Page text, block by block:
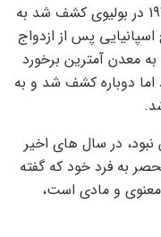
تاریخچه این سنگ قیمتی که در دهه 1970 در بولیوی کشف شد به
اسپانیایی پس از ازدواج
معدن آمترین برخورد
دوباره کشف شد و به
نبود، در سال های اخیر
به فرد خود که گفته
و مادی است،